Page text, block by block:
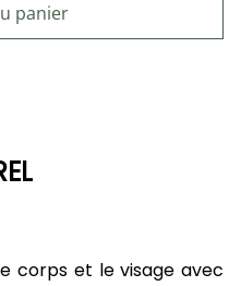
panier
corps et le visage avec